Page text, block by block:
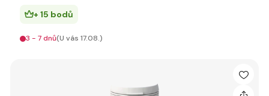
+ 15 bodů
3 - 7 dnů(U vás 17.08.)